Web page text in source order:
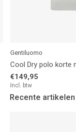
Gentiluomo
Cool Dry polo korte
€149,95
Incl. btw
Recente artikelen